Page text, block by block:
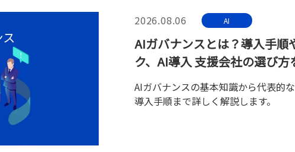
2026.08.06 AI
AIガバナンスとは？導入手順
ク、AI導入 支援会社の選び方
AIガバナンスの基本知識から代表的な
導入手順まで詳しく解説します。